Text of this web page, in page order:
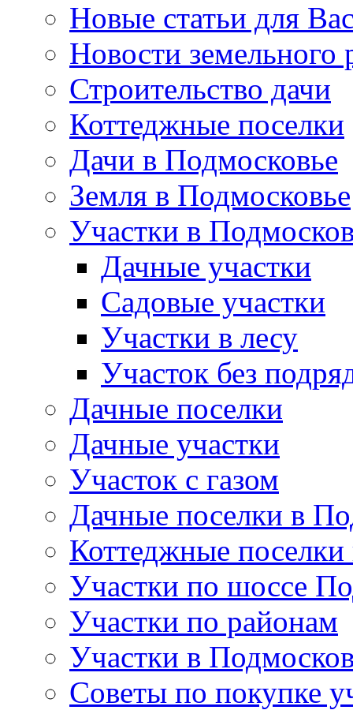
Новые статьи для
Новости земельного
Строительство дачи
Коттеджные поселки
Дачи в Подмосковье
Земля в Подмосковье
Участки в
Дачные участки
Садовые участки
Участки в лесу
Участок без
Дачные поселки
Дачные участки
Участок с газом
Дачные поселки в
Коттеджные
Участки по шоссе
Участки по районам
Участки в
Советы по покупке